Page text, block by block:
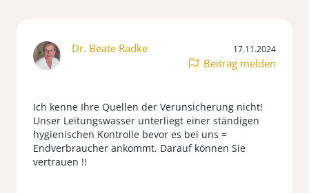
Dr. Beate Radke 17.11.2024
Beitrag melden
Ich kenne Ihre Quellen der Verunsicherung nicht!
Unser Leitungswasser unterliegt einer ständigen
hygienischen Kontrolle bevor es bei uns =
Endverbraucher ankommt. Darauf können Sie